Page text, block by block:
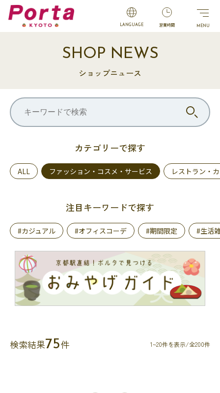
LANGUAGE 営業時間
SHOP NEWS
ショップニュース
カテゴリーで探す
ALL ファッション・コスメ・サービス レストラン・
注目キーワードで探す
#カジュアル #オフィスコーデ #期間限定 #生活
検索結果75件 1~20件を表示/全200件